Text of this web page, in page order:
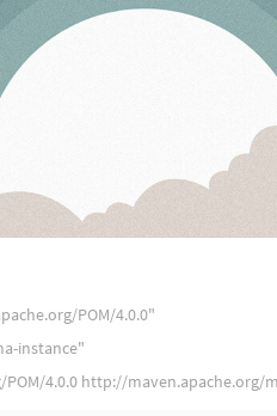
POM/4.0.0"
instance"
4.0.0 http://maven.apache.org/